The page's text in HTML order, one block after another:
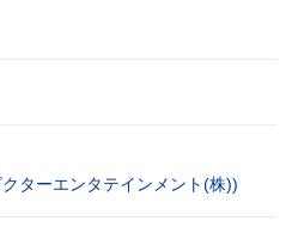
ターエンタテインメント(株))